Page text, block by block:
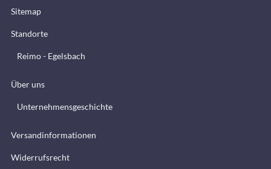
Sitemap
Standorte
Reimo - Egelsbach
Über uns
Unternehmensgeschichte
Versandinformationen
Widerrufsrecht